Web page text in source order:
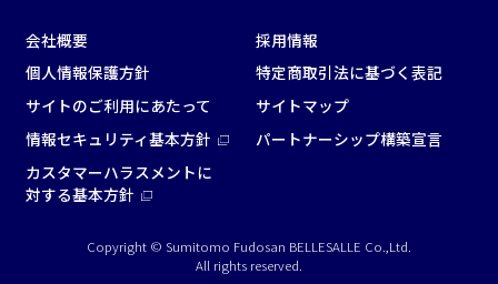
会社概要
採用情報
個人情報保護方針
特定商取引法に基づく表記
サイトのご利用にあたって
サイトマップ
情報セキュリティ基本方針
パートナーシップ構築宣言
カスタマーハラスメントに
対する基本方針
Copyright © Sumitomo Fudosan BELLESALLE Co.,Ltd.
All rights reserved.